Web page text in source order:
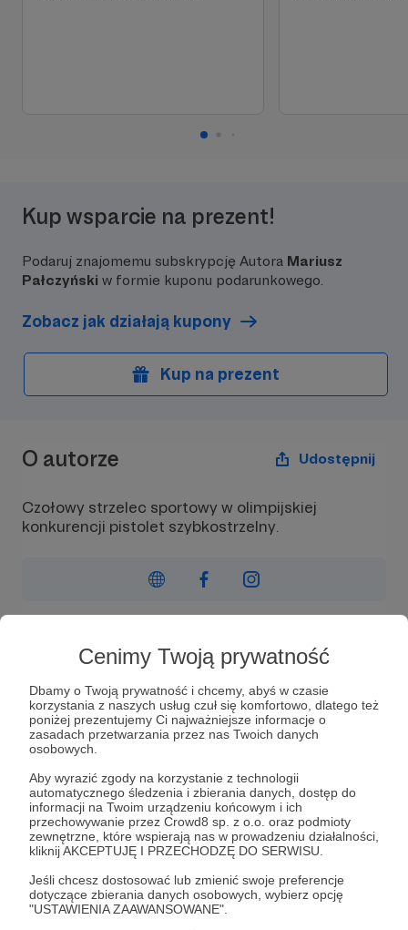
Cenimy Twoją prywatność
Dbamy o Twoją prywatność i chcemy, abyś w czasie
korzystania z naszych usług czuł się komfortowo, dlatego też
poniżej prezentujemy Ci najważniejsze informacje o
zasadach przetwarzania przez nas Twoich danych
osobowych.
Aby wyrazić zgody na korzystanie z technologii
automatycznego śledzenia i zbierania danych, dostęp do
informacji na Twoim urządzeniu końcowym i ich
przechowywanie przez Crowd8 sp. z o.o. oraz podmioty
zewnętrzne, które wspierają nas w prowadzeniu działalności,
kliknij AKCEPTUJĘ I PRZECHODZĘ DO SERWISU.
Jeśli chcesz dostosować lub zmienić swoje preferencje
dotyczące zbierania danych osobowych, wybierz opcję
"USTAWIENIA ZAAWANSOWANE".
Kup wsparcie na prezent!
Podaruj znajomemu subskrypcję Autora Mariusz
Pałczyński w formie kuponu podarunkowego.
Zobacz jak działają kupony
Kup na prezent
O autorze Udostępnij
Czołowy strzelec sportowy w olimpijskiej
konkurencji pistolet szybkostrzelny.
Czołowy strzelec sportowy w olimpijskiej
konkurencji pistolet szybkostrzelny.
Medalista Mistrzostw Polski Open.
Multimedalista Pucharów Polski oraz innych
zawodów rangi krajowej oraz międzynarodowej.
Wszystkie moje sukcesy opisałem na mojej
stroniemariuszpalczynski.com
Każde wsparcie to kolejny mój strzał w drodze do
Igrzysk Olimpijskich, które odbędą się w Los